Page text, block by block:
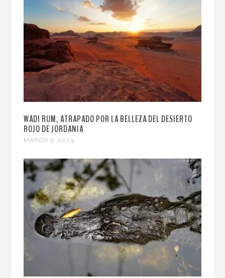
WADI RUM, ATRAPADO POR LA BELLEZA DEL DESIERTO
ROJO DE JORDANIA
MARCH 9, 2023